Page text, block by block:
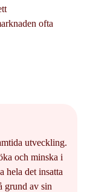
ofta
utveckling.
och minska i
hela det insatta
grund av sin